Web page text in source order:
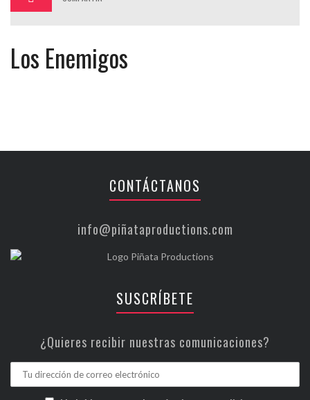
HISTORIAS
Los Enemigos
CONTÁCTANOS
info@piñataproductions.com
SUSCRÍBETE
¿Quieres recibir nuestras comunicaciones?